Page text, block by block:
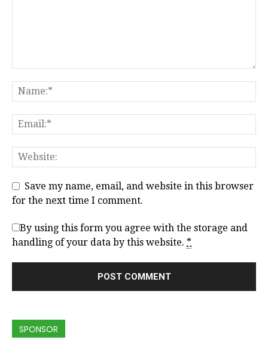
Save my name, email, and website in this browser
for the next time I comment.
By using this form you agree with the storage and
handling of your data by this website. *
SPONSOR